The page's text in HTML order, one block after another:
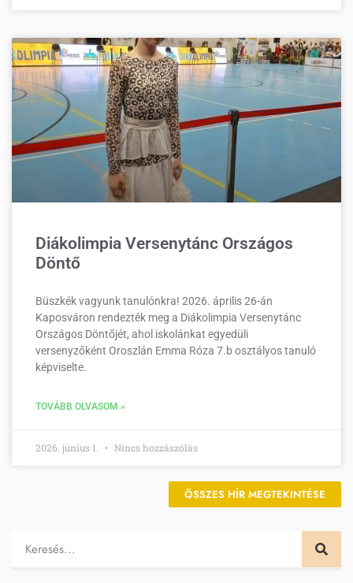
Diákolimpia Versenytánc Országos
Döntő
Büszkék vagyunk tanulónkra! 2026. április 26-án
Kaposváron rendezték meg a Diákolimpia Versenytánc
Országos Döntőjét, ahol iskolánkat egyedüli
versenyzőként Oroszlán Emma Róza 7.b osztályos tanuló
képviselte.
TOVÁBB OLVASOM »
2026. június 1. Nincs hozzászólás
ÖSSZES HÍR MEGTEKINTÉSE